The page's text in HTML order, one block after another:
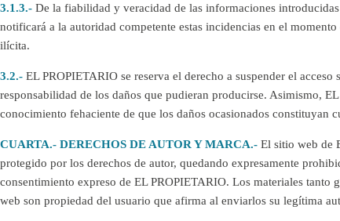
3.1.3.- De la fiabilidad y veracidad de las informaciones
notificará a la autoridad competente estas incidencias en el
ilícita.
3.2.- EL PROPIETARIO se reserva el derecho a suspender el
responsabilidad de los daños que pudieran producirse. Asimismo,
conocimiento fehaciente de que los daños ocasionados constituyan
CUARTA.- DERECHOS DE AUTOR Y MARCA.- El sitio web de
protegido por los derechos de autor, quedando expresamente
consentimiento expreso de EL PROPIETARIO. Los materiales
web son propiedad del usuario que afirma al enviarlos su legítima